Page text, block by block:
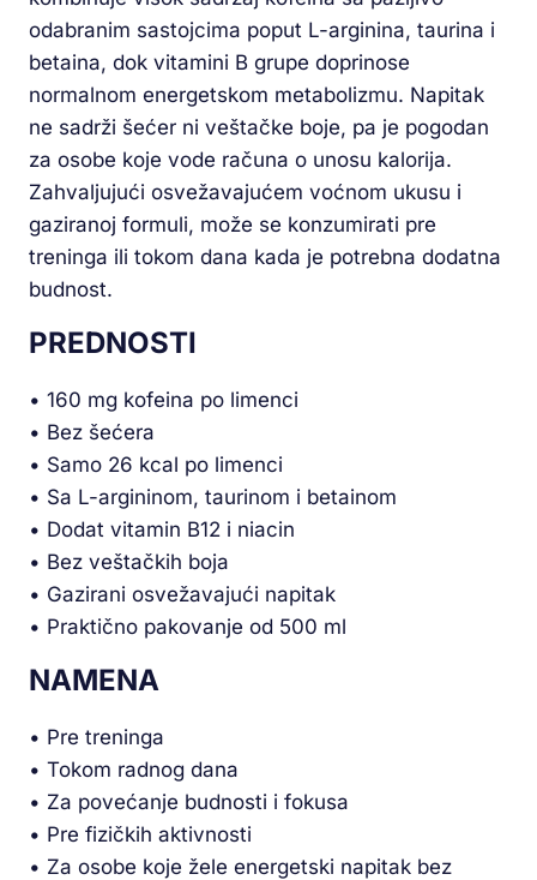
odabranim sastojcima poput L-arginina, taurina i
betaina, dok vitamini B grupe doprinose
normalnom energetskom metabolizmu. Napitak
ne sadrži šećer ni veštačke boje, pa je pogodan
za osobe koje vode računa o unosu kalorija.
Zahvaljujući osvežavajućem voćnom ukusu i
gaziranoj formuli, može se konzumirati pre
treninga ili tokom dana kada je potrebna dodatna
budnost.
PREDNOSTI
• 160 mg kofeina po limenci
• Bez šećera
• Samo 26 kcal po limenci
• Sa L-argininom, taurinom i betainom
• Dodat vitamin B12 i niacin
• Bez veštačkih boja
• Gazirani osvežavajući napitak
• Praktično pakovanje od 500 ml
NAMENA
• Pre treninga
• Tokom radnog dana
• Za povećanje budnosti i fokusa
• Pre fizičkih aktivnosti
• Za osobe koje žele energetski napitak bez